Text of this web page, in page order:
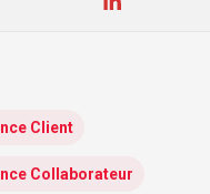
Client
Collaborateur